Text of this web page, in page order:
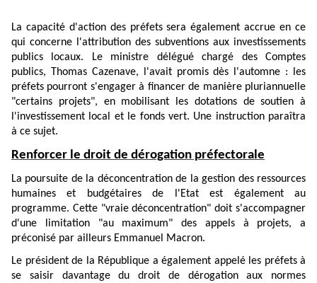
La capacité d'action des préfets sera également accrue en ce
qui concerne l'attribution des subventions aux investissements
publics locaux. Le ministre délégué chargé des Comptes
publics, Thomas Cazenave, l'avait promis dès l'automne : les
préfets pourront s'engager à financer de manière pluriannuelle
"certains projets", en mobilisant les dotations de soutien à
l'investissement local et le fonds vert. Une instruction paraîtra
à ce sujet.
Renforcer le droit de dérogation préfectorale
La poursuite de la déconcentration de la gestion des ressources
humaines et budgétaires de l'Etat est également au
programme. Cette "vraie déconcentration" doit s'accompagner
d'une limitation "au maximum" des appels à projets, a
préconisé par ailleurs Emmanuel Macron.
Le président de la République a également appelé les préfets à
se saisir davantage du droit de dérogation aux normes